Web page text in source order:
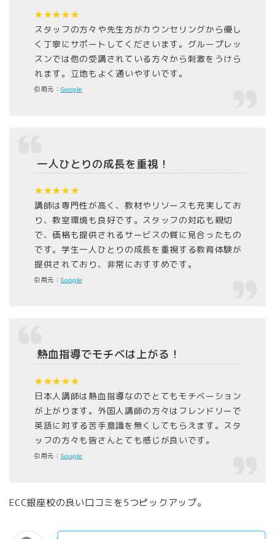
★★★★★
スタッフの方々や先生方がカウンセリングから優し
く丁寧にサポートしてくださいます。グループレッ
スンでは他の受講されている方々から刺激をうけら
れます。立地もよく通いやすいです。
引用元： Google
一人ひとりの成長を重視！
★★★★★
講師は専門性が高く、教材やリソースも充実してお
り、教室環境も良好です。スタッフの対応も親切
で、価格も提供されるサービスの質に見合ったもの
です。学生一人ひとりの成長を重視する教育体験が
提供されており、非常におすすめです。
引用元： Google
熱血指導でモチベは上がる！
★★★★★
日本人講師は熱血指導なのでとてもモチベーション
が上がります。外国人講師の方々はフレンドリーで
英語に対する苦手意識を無くしてもらえます。スタ
ッフの方々も皆さんとても感じが良いです。
引用元： Google
ECC銀座校の良い口コミを5つピックアップ。